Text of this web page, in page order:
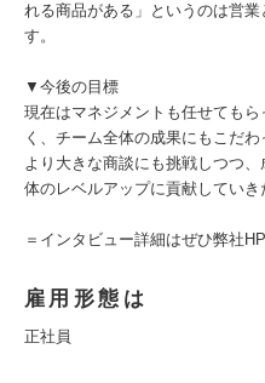
れる商品がある」というのは営
す。
▼今後の目標
現在はマネジメントも任せても
く、チーム全体の成果にもこだわ
より大きな商談にも挑戦しつつ
体のレベルアップに貢献していき
＝インタビュー詳細はぜひ弊社
雇用形態は
正社員